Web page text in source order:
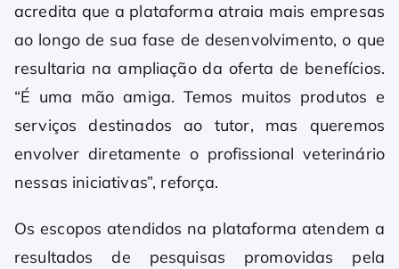
acredita que a plataforma atraia mais empresas
ao longo de sua fase de desenvolvimento, o que
resultaria na ampliação da oferta de benefícios.
“É uma mão amiga. Temos muitos produtos e
serviços destinados ao tutor, mas queremos
envolver diretamente o profissional veterinário
nessas iniciativas”, reforça.
Os escopos atendidos na plataforma atendem a
resultados de pesquisas promovidas pela